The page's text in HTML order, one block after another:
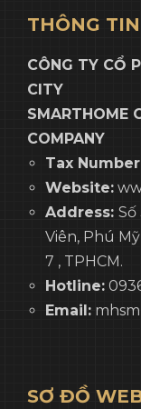
THÔNG
CÔNG TY CỔ
CITY
SMARTHOME
COMPANY
Tax
Website:
Address: Số
Viên, Phú
7 , TPHCM.
Hotline:
Email:
SƠ ĐỒ